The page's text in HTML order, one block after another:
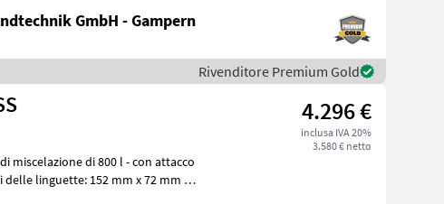
GmbH - Gampern
Rivenditore Premium Gold
4.296 €
inclusa IVA 20%
3.580 € netto
linguette: 152 mm x 72 mm -